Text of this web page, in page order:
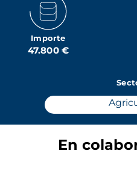
Importe
47.800 €
En